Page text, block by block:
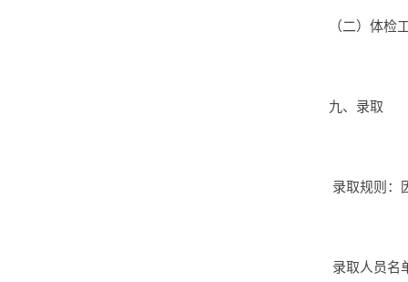
（二）体检
九、录取
录取规则：
录取人员名